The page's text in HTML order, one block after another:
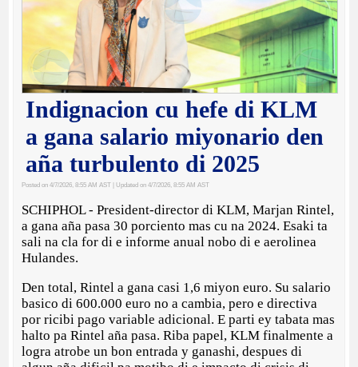
Indignacion cu hefe di KLM
a gana salario miyonario den
aña turbulento di 2025
Posted on 4/7/2026, 8:55 AM AST | Updated on 4/7/2026, 8:55 AM AST
SCHIPHOL - President-director di KLM, Marjan Rintel,
a gana aña pasa 30 porciento mas cu na 2024. Esaki ta
sali na cla for di e informe anual nobo di e aerolinea
Hulandes.
Den total, Rintel a gana casi 1,6 miyon euro. Su salario
basico di 600.000 euro no a cambia, pero e directiva
por ricibi pago variable adicional. E parti ey tabata mas
halto pa Rintel aña pasa. Riba papel, KLM finalmente a
logra atrobe un bon entrada y ganashi, despues di